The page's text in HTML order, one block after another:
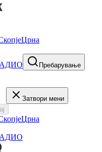
Црна
Пребарување
Затвори мени
Црна